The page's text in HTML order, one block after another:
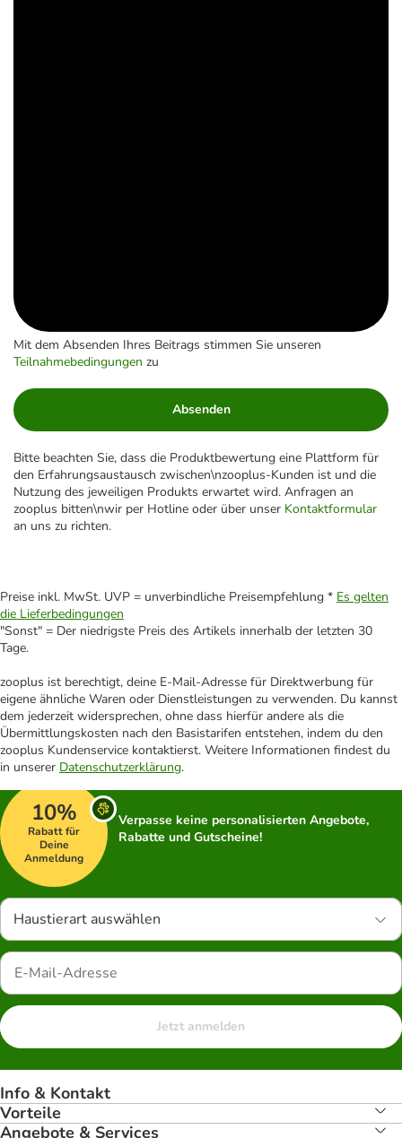
Mit dem Absenden Ihres Beitrags stimmen Sie unseren
Teilnahmebedingungen zu
Absenden
Bitte beachten Sie, dass die Produktbewertung eine Plattform für
den Erfahrungsaustausch zwischen\nzooplus-Kunden ist und die
Nutzung des jeweiligen Produkts erwartet wird. Anfragen an
zooplus bitten\nwir per Hotline oder über unser Kontaktformular
an uns zu richten.
Preise inkl. MwSt. UVP = unverbindliche Preisempfehlung * Es gelten
die Lieferbedingungen
"Sonst" = Der niedrigste Preis des Artikels innerhalb der letzten 30
Tage.
zooplus ist berechtigt, deine E-Mail-Adresse für Direktwerbung für
eigene ähnliche Waren oder Dienstleistungen zu verwenden. Du kannst
dem jederzeit widersprechen, ohne dass hierfür andere als die
Übermittlungskosten nach den Basistarifen entstehen, indem du den
zooplus Kundenservice kontaktierst. Weitere Informationen findest du
in unserer Datenschutzerklärung.
10%
Rabatt für
Deine
Anmeldung
Verpasse keine personalisierten Angebote,
Rabatte und Gutscheine!
Haustierart auswählen
Jetzt anmelden
Info & Kontakt
Vorteile
Angebote & Services